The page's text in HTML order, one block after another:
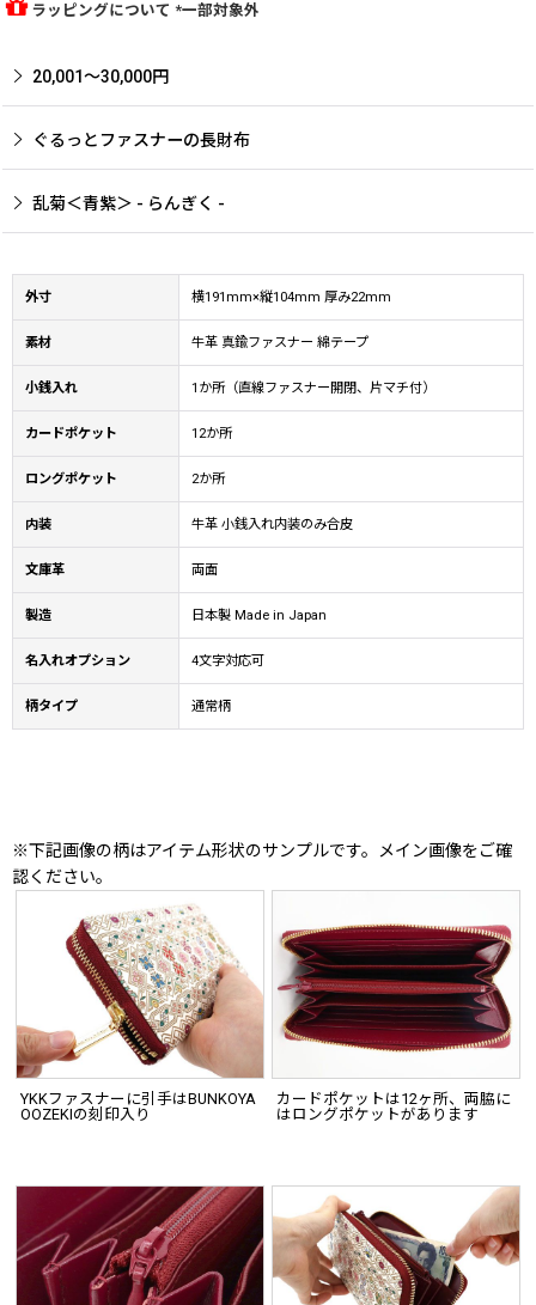
ラッピングについて *一部対象外
20,001〜30,000円
ぐるっとファスナーの長財布
乱菊＜青紫＞ - らんぎく -
外寸 横191mm×縦104mm 厚み22mm
素材 牛革 真鍮ファスナー 綿テープ
小銭入れ 1か所（直線ファスナー開閉、片マチ付）
カードポケット 12か所
ロングポケット 2か所
内装 牛革 小銭入れ内装のみ合皮
文庫革 両面
製造 日本製 Made in Japan
名入れオプション 4文字対応可
柄タイプ 通常柄
※下記画像の柄はアイテム形状のサンプルです。メイン画像をご確
認ください。
YKKファスナーに引手はBUNKOYA
OOZEKIの刻印入り
カードポケットは12ヶ所、両脇に
はロングポケットがあります